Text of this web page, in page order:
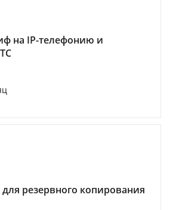
на IP-телефонию и
резервного копирования